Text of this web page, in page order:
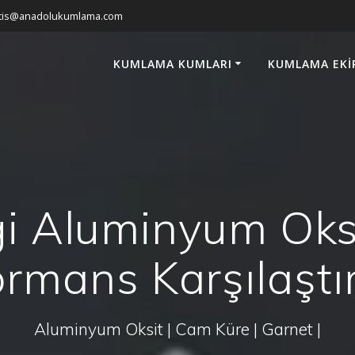
KUMLAMA KUMLARI KUMLAMA
Aluminyum
Aluminyum Oksit | Cam Küre | Garnet |